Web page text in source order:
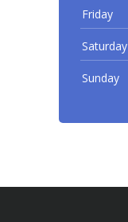
Friday
Saturday
Sunday